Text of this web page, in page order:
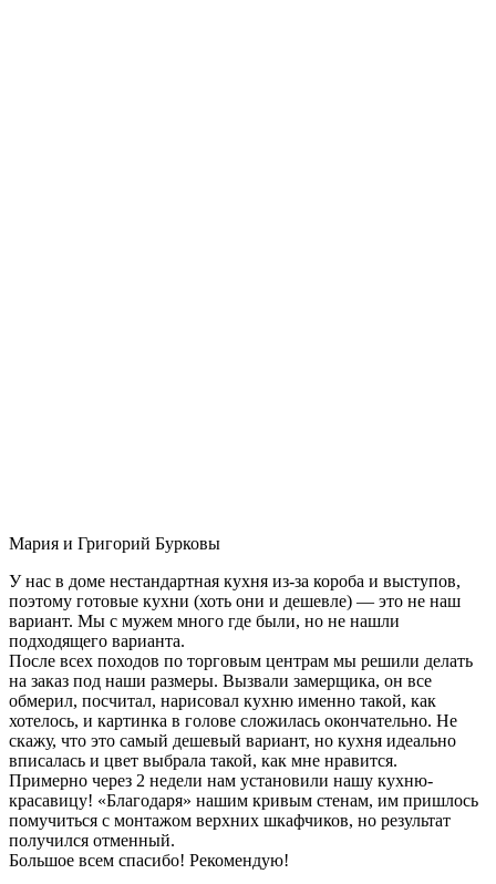
Мария и Григорий Бурковы
У нас в доме нестандартная кухня из-за короба и выступов,
поэтому готовые кухни (хоть они и дешевле) — это не наш
вариант. Мы с мужем много где были, но не нашли
подходящего варианта.
После всех походов по торговым центрам мы решили делать
на заказ под наши размеры. Вызвали замерщика, он все
обмерил, посчитал, нарисовал кухню именно такой, как
хотелось, и картинка в голове сложилась окончательно. Не
скажу, что это самый дешевый вариант, но кухня идеально
вписалась и цвет выбрала такой, как мне нравится.
Примерно через 2 недели нам установили нашу кухню-
красавицу! «Благодаря» нашим кривым стенам, им пришлось
помучиться с монтажом верхних шкафчиков, но результат
получился отменный.
Большое всем спасибо! Рекомендую!